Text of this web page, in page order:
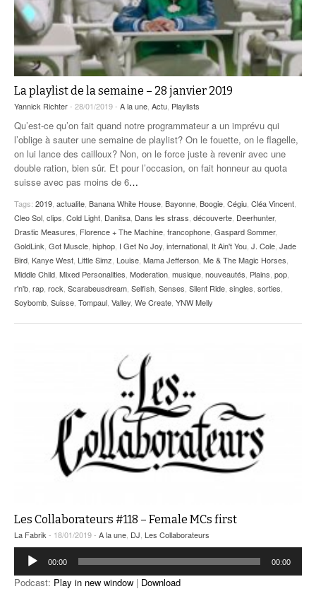
La playlist de la semaine – 28 janvier 2019
Yannick Richter- 28/01/2019 - A la une Actu Playlists
Qu’est-ce qu’on fait quand notre programmateur a un imprévu qui
l’oblige à sauter une semaine de playlist? On le fouette, on le flagelle,
on lui lance des cailloux? Non, on le force juste à revenir avec une
double ration, bien sûr. Et pour l’occasion, on fait honneur au quota
suisse avec pas moins de 6…
Tags: 2019 actualite Banana White House Bayonne Boogie Cégiu Cléa Vincent
Cleo Sol clips Cold Light Danitsa Dans les strass découverte Deerhunter,
Drastic Measures Florence + The Machine francophone Gaspard Sommer,
GoldLink Got Muscle hiphop I Get No Joy international It Ain't You J. Cole Jade
Bird Kanye West Little Simz Louise Mama Jefferson Me & The Magic Horses
Middle Child Mixed Personalities Moderation musique nouveautés Plains pop
r'n'b rap rock Scarabeusdream Selfish Senses Silent Ride singles sorties
Soybomb Suisse Tompaul Valley We Create YNW Melly
Les Collaborateurs #118 – Female MCs first
La Fabrik- 18/01/2019 - A la une, DJ, Les Collaborateurs
Lecteur
audio
00:00 00:00
Podcast: Play in new window | Download